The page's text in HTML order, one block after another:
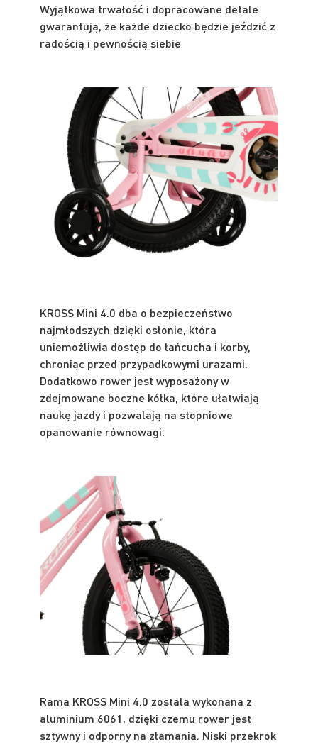
Wyjątkowa trwałość i dopracowane detale
gwarantują, że każde dziecko będzie jeździć z
radością i pewnością siebie
KROSS Mini 4.0 dba o bezpieczeństwo
najmłodszych dzięki osłonie, która
uniemożliwia dostęp do łańcucha i korby,
chroniąc przed przypadkowymi urazami.
Dodatkowo rower jest wyposażony w
zdejmowane boczne kółka, które ułatwiają
naukę jazdy i pozwalają na stopniowe
opanowanie równowagi.
Rama KROSS Mini 4.0 została wykonana z
aluminium 6061, dzięki czemu rower jest
sztywny i odporny na złamania. Niski przekrok